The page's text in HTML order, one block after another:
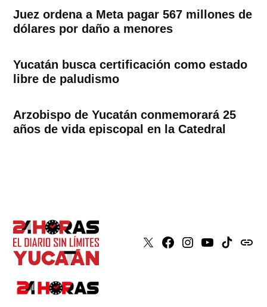
Juez ordena a Meta pagar 567 millones de
dólares por daño a menores
Yucatán busca certificación como estado
libre de paludismo
Arzobispo de Yucatán conmemorará 25
años de vida episcopal en la Catedral
X Faceboook
Instagram
YoutubeTiktokissuu